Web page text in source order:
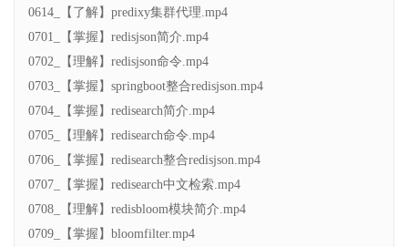
0614_【了解】predixy集群代理.mp4
0701_【掌握】redisjson简介.mp4
0702_【理解】redisjson命令.mp4
0703_【掌握】springboot整合redisjson.mp4
0704_【掌握】redisearch简介.mp4
0705_【理解】redisearch命令.mp4
0706_【掌握】redisearch整合redisjson.mp4
0707_【掌握】redisearch中文检索.mp4
0708_【理解】redisbloom模块简介.mp4
0709_【掌握】bloomfilter.mp4